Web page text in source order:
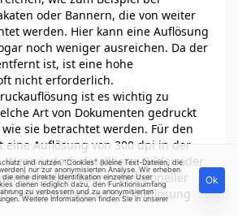
oder Bannern, die von weiter
werden. Hier kann eine Auflösung
noch weniger ausreichen. Da der
ist, ist eine hohe
nicht erforderlich.
ist es wichtig zu
Art von Dokumenten gedruckt
sie betrachtet werden. Für den
eine Auflösung von 300 dpi in der
Wenn jedoch detaillierte Bilder oder
sollen oder professioneller
ist eine höhere Druckauflösung
und nutzen "Cookies" (kleine Text-Dateien, die
nur zur anonymisierten Analyse. Wir erheben
eine direkte Identifikation einzelner User
dienen lediglich dazu, den Funktionsumfang
zu verbessern und zu anonymisierten
Weitere Informationen finden Sie in unserer
Ok